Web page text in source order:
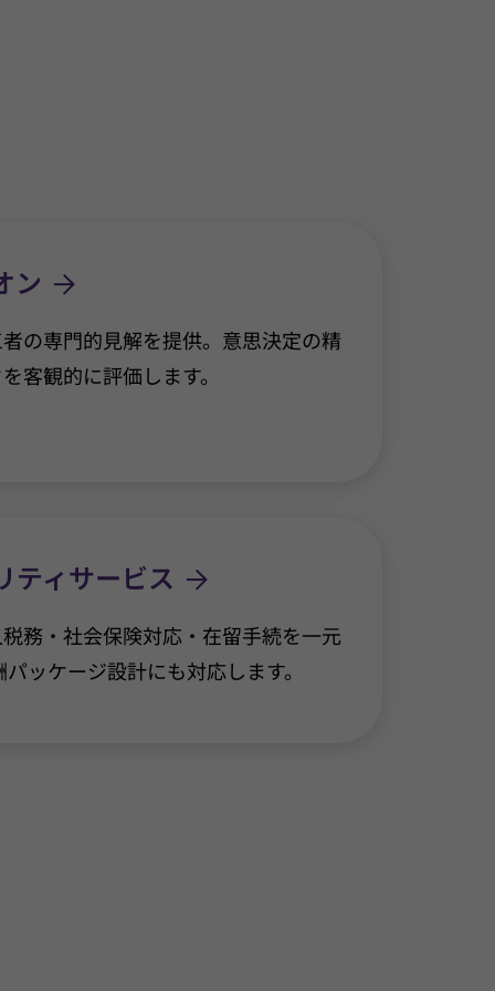
ン
の専門的見解を提供。意思決定の精
客観的に評価します。
ティサービス
務・社会保険対応・在留手続を一元
ッケージ設計にも対応します。